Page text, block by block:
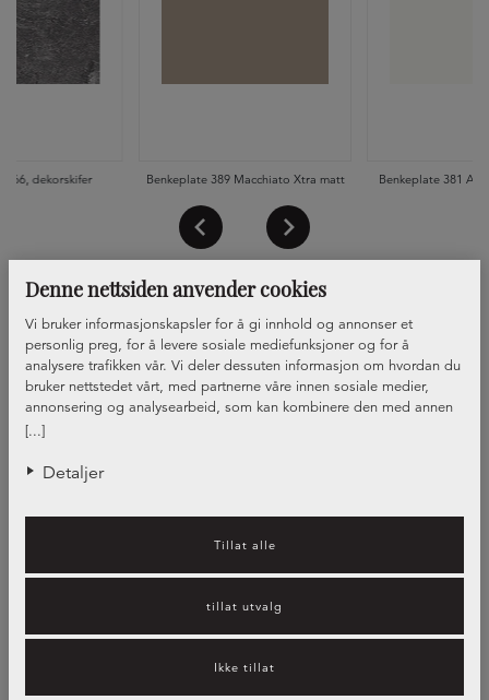
Denne nettsiden anvender cookies
[...]
Vi bruker informasjonskapsler for å gi innhold og annonser et
personlig preg, for å levere sosiale mediefunksjoner og for å
analysere trafikken vår. Vi deler dessuten informasjon om hvordan du
bruker nettstedet vårt, med partnerne våre innen sosiale medier,
annonsering og analysearbeid, som kan kombinere den med annen
informasjon du har gjort tilgjengelig for dem, eller som de har samlet
Detaljer
Tillat alle
tillat utvalg
Ikke tillat
066, dekorskifer Benkeplate 389 Macchiato Xtra matt Benkeplate 381
Les mer her!